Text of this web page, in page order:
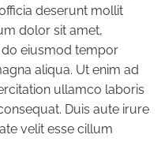
deserunt mollit
dolor sit amet,
eiusmod tempor
aliqua. Ut enim ad
ullamco laboris
Duis aute irure
velit esse cillum